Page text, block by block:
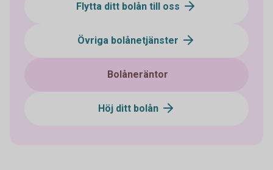
Flytta ditt bolån till oss
Övriga bolånetjänster
Bolåneräntor
Höj ditt bolån